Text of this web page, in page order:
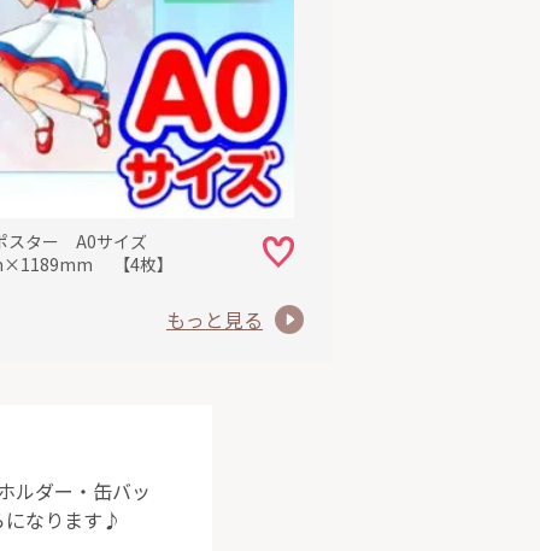
スター A0サイズ
【4枚】
もっと見る
ルダー・缶バッ
になります♪